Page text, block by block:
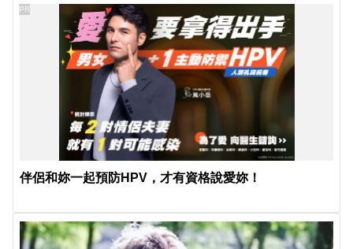
伴侶和妳一起預防HPV，才有資格說愛妳！
PR